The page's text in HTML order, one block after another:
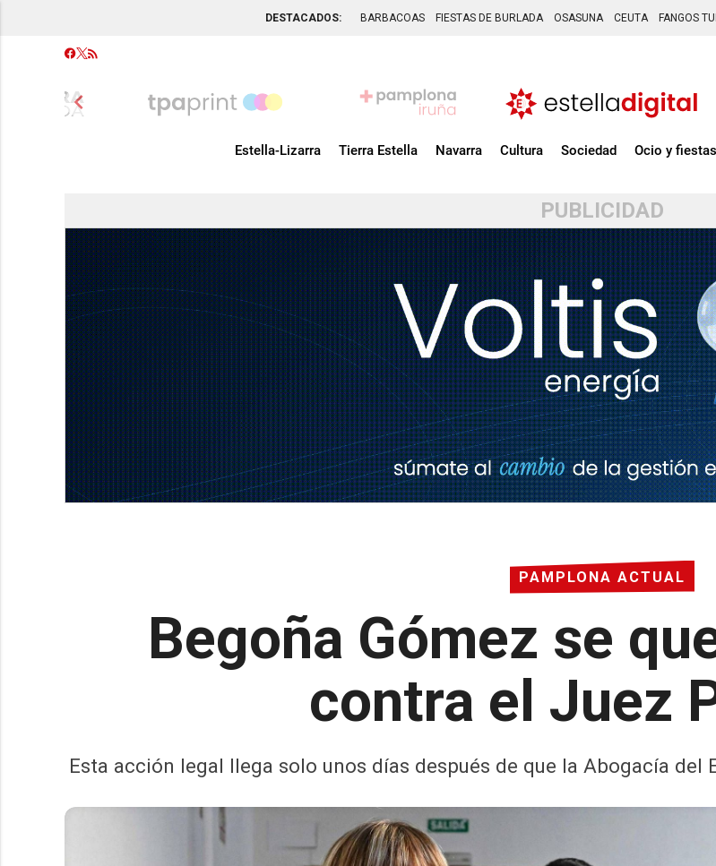
DESTACADOS: BARBACOAS FIESTAS DE BURLADA OSASUNA CEUTA FANGOS
chevron_left
Estella-Lizarra Tierra Estella Navarra Cultura Sociedad Ocio y fiestas
PUBLICIDAD
PAMPLONA ACTUAL
Begoña Gómez se
contra el Juez
Esta acción legal llega solo unos días después de que la Abogacía